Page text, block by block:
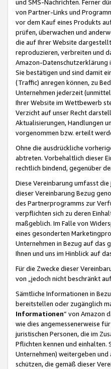
und SMS-Nachrichten. Ferner
von Partner-Links und
vor dem Kauf eines Produkts
prüfen, überwachen und
die auf Ihrer Website
reproduzieren, verbreiten und
Amazon-Datenschutzerklärung
Sie bestätigen und sind damit
(Traffic) anregen können, zu
Unternehmen jederzeit
Ihrer Website im Wettbewerb
Verzicht auf unser Recht
Aktualisierungen, Handlungen
vorgenommen bzw. erteilt
Ohne die ausdrückliche
abtreten. Vorbehaltlich dieser
rechtlich bindend, gegenüber
Diese Vereinbarung umfasst
dieser Vereinbarung Bezug
des Partnerprogramms zur
verpflichten sich zu deren
maßgeblich. Im Falle von
eines gesonderten
Unternehmen in Bezug auf das
Ihnen und uns im Hinblick auf
Für die Zwecke dieser
von „jedoch nicht beschränkt
Sämtliche Informationen in
bereitstellen oder zugänglich
Informationen“ von Amazon
wie dies angemessenerweise
juristischen Personen, die im
Pflichten kennen und
Unternehmen) weitergeben
schützen, die gemäß dieser